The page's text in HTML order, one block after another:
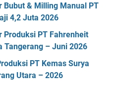
Bubut & Milling Manual PT
4,2 Juta 2026
Produksi PT Fahrenheit
Tangerang – Juni 2026
PT Kemas Surya
Utara – 2026